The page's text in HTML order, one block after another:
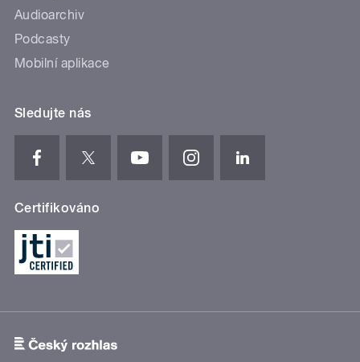
Audioarchiv
Podcasty
Mobilní aplikace
Sledujte nás
Certifikováno